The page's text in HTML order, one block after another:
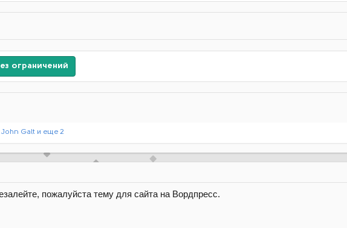
ограничений
John Galt и еще 2
пожалуйста тему для сайта на Вордпресс.